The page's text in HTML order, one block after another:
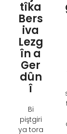
tîka
Bers
iva
Lezg
în a
Ger
dûn
î
Bi
piştgiri
ya tora